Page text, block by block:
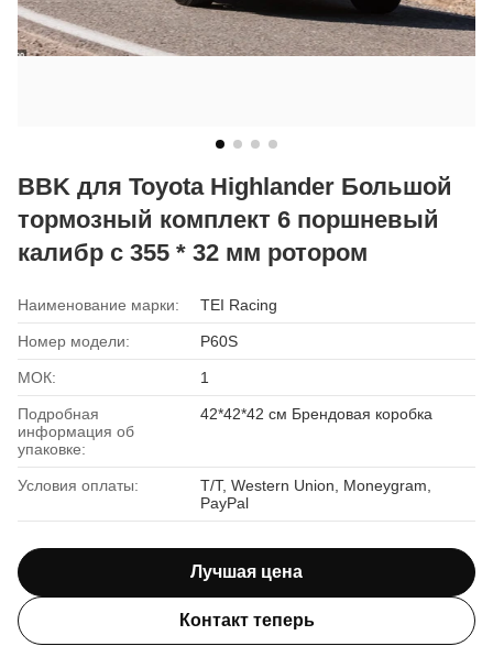
BBK для Toyota Highlander Большой
тормозный комплект 6 поршневый
калибр с 355 * 32 мм ротором
Наименование марки: TEI Racing
Номер модели: P60S
МОК: 1
Подробная
информация об
упаковке:
42*42*42 см Брендовая коробка
Условия оплаты:
T/T, Western Union, Moneygram,
PayPal
Лучшая цена
Контакт теперь